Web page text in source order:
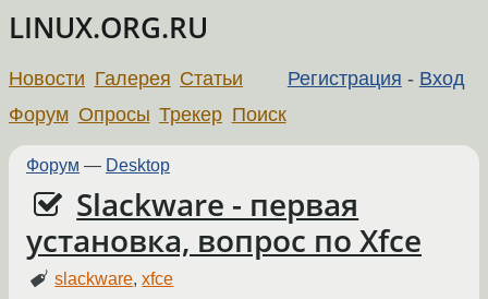
LINUX.ORG.RU
Регистрация - Вход
Новости Галерея Статьи
Форум Опросы Трекер Поиск
Форум — Desktop
Slackware - первая
установка, вопрос по Xfce
slackware,xfce